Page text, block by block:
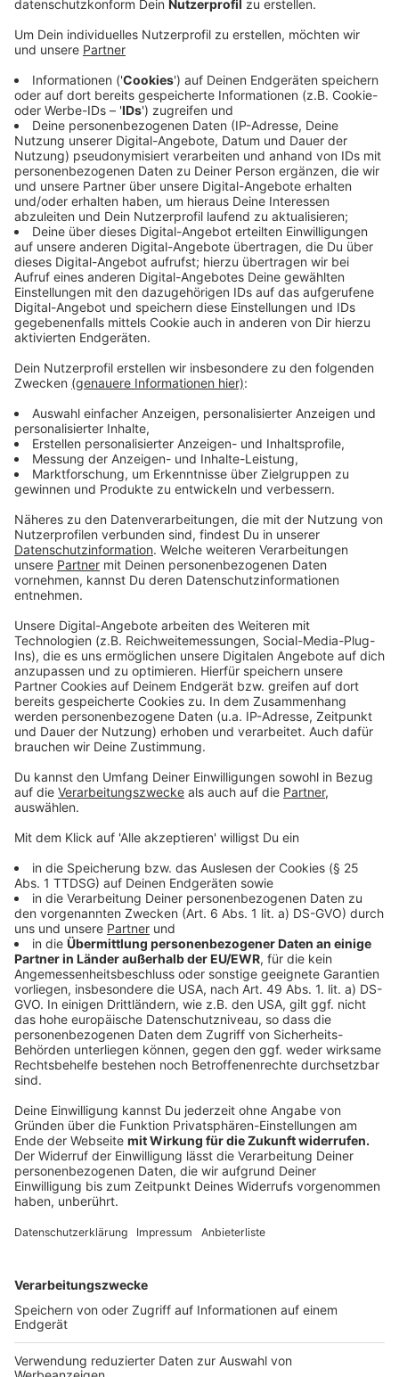
und Ablösung der seit 4.30 Uhr im Einsatz befindlichen
Aufgrund der enormen Rauchentwicklung wurden im
gesamten Stadtgebiet Schadstoffmessungen
durchgeführt, die jedoch unauffällig waren, teilt die
Stadt Vreden mit.
Durch das Feuer in dem kunststoffverarbeitenden
Betrieb auf der Straße "Up de Hacke" "regnete" es
kleinste und auch im näheren Bereich zur Brandstelle
etwas größere Rußpartikel.
Betroffen ist insbesondere in etwa der Bereich
zwischen dem Köckelwicker Esch und dem
Wendfelder Damm.
Die öffentlichen Spielplätze und Sportanlagen in dem
betroffenen Bereich werden zunächst gesperrt.
Einige Spielplätze und weitere Freizeitanlagen sind
betroffen und müssen erst gesäubert werden.
Die Stadt Vreden rät: In den privaten Gärten sollten
gesäubert werden. Hier reicht ein normaler
Haushaltreiniger, die Reinigung sollte aus
Vorsichtsmaßnahmen mit entsprechendem Schutz,
wie z.B. Einmalhandschuhen vorgenommen werden. Zur
werden, dass kleinere Kinder die Partikel nicht
aufnehmen.
Anzeige
Stand 12.00 Uhr: Der Einsatz ist noch lange nicht
beendet. Die Feuerwehr ist bemüht, ein Übergreifen
der Flammen von der brennenden Betriebshalle auf
andere Gebäudeteile zu verhindern. Nach wie vor sind
ca. 120 Feuerwehrleute aus Vreden, Stadtlohn, Ahaus
und aus anderen teilen des Kreises im Einsatz.
Unterstützt werden sie vom THW. Vor Ort wird alles
aufgefahren, was hilft das Feuer zu löschen. Der
Qualm wird vom Landesamt für Natur und Umwelt auf
Schadstoffe untersucht. Bislang liegen noch keine
Ergebnisse vor. Stand jetzt. Vermutlich wird der
Einsatz noch bis zum Abend dauern, schätzt die
Leitstelle der Feuewehr in Borken. Menschen kamen
nicht zu Schaden. Sobald es da neue Entwicklungen
gibt, erfahrt ihrs hier bei uns.
Anzeige
Stand 10.30 Uhr: Mit lauten Sirenentönen sind die
Vredener heute früh gegen halb 5 unsanft aus dem
Schlaf geweckt worden. Dazu der eklige Brandgeruch,
ist kilometerweit zu sehen. Der Grund: Eine große
Gewerbegebiet Up de Hacke in der Nähe des
Berkelsees steht seit den frühen Morgenstunden in
Flammen. Die Feuerwehr ist seitdem mit allen
verfügbaren Kräften im Einsatz, um das Feuer in den
Griff zu bekommen. Insgesamt 120 Leute,